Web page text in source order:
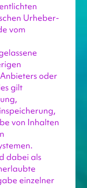
Urheber-
vom
oder
gilt
von Inhalten
dabei als
einzelner